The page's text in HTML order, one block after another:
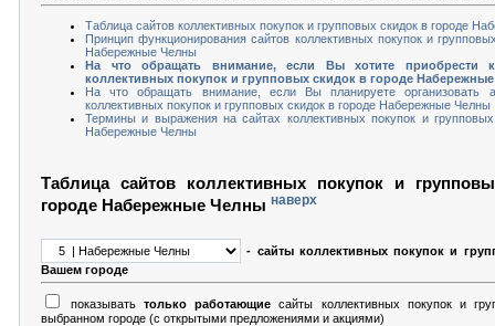
Таблица сайтов коллективных покупок и групповых скидок в городе
Принцип функционирования сайтов коллективных покупок и
Набережные Челны
На что обращать внимание, если Вы хотите приобрести
коллективных покупок и групповых скидок в городе
На что обращать внимание, если Вы планируете организовать
коллективных покупок и групповых скидок в городе Набережные Челны
Термины и выражения на сайтах коллективных покупок и
Набережные Челны
Таблица сайтов коллективных покупок и
городе Набережные Челны наверх
- сайты коллективных покупок и
Вашем городе
показыватьтолько работающие сайты коллективных покупок и
выбранном городе (с открытыми предложениями и акциями)